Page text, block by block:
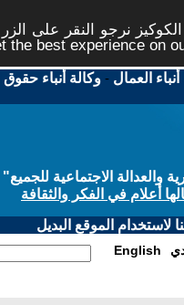
نرجو النقر على
the best experience on
العمال -وكالة أنباء حقوق
الاجتماعية للجميع"
أعلام في الفكر والثقافة
لاستخدام الموقع البديل
English